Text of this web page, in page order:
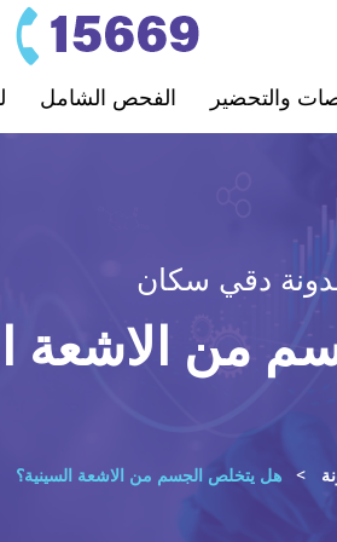
واﻟﺘﺤﻀﻴﺮ اﻟﻔﺤﺺ اﻟﺸﺎﻣﻞ
دقي سكان
من الاشعة
هل يتخلص الجسم من الاشعة السينية؟